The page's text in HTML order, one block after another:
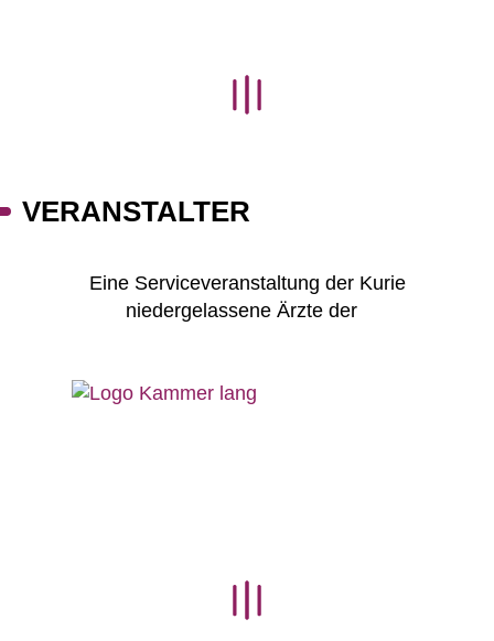
VERANSTALTER
Eine Serviceveranstaltung der Kurie
niedergelassene Ärzte der